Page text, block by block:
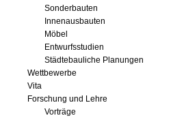
Sonderbauten
Innenausbauten
Möbel
Entwurfsstudien
Städtebauliche Planungen
Wettbewerbe
Vita
Forschung und Lehre
Vorträge